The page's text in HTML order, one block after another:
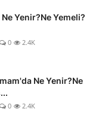
Yenir?Ne Yemeli?
0 2.4K
Ne Yenir?Ne
0 2.4K